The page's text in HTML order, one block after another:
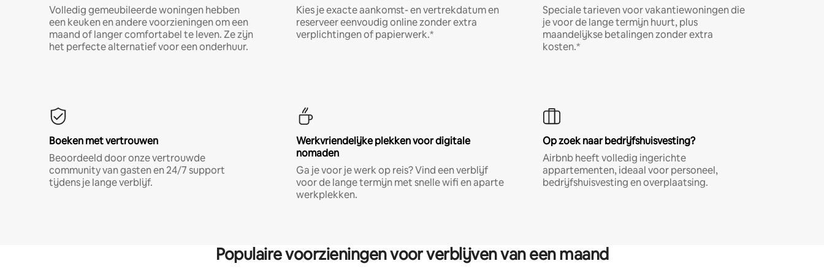
Volledig gemeubileerde woningen hebben
een keuken en andere voorzieningen om een
maand of langer comfortabel te leven. Ze zijn
het perfecte alternatief voor een onderhuur.
Kies je exacte aankomst- en vertrekdatum en
reserveer eenvoudig online zonder extra
verplichtingen of papierwerk.*
Speciale tarieven voor vakantiewoningen die
je voor de lange termijn huurt, plus
maandelijkse betalingen zonder extra
kosten.*
Boeken met vertrouwen
Beoordeeld door onze vertrouwde
community van gasten en 24/7 support
tijdens je lange verblijf.
Werkvriendelijke plekken voor digitale
nomaden
Ga je voor je werk op reis? Vind een verblijf
voor de lange termijn met snelle wifi en aparte
werkplekken.
Op zoek naar bedrijfshuisvesting?
Airbnb heeft volledig ingerichte
appartementen, ideaal voor personeel,
bedrijfshuisvesting en overplaatsing.
Populaire voorzieningen voor verblijven van een maand